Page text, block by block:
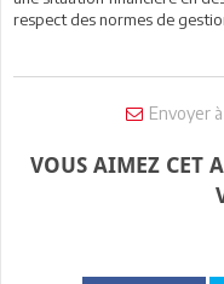
respect des normes de
Envoyer
VOUS AIMEZ CET